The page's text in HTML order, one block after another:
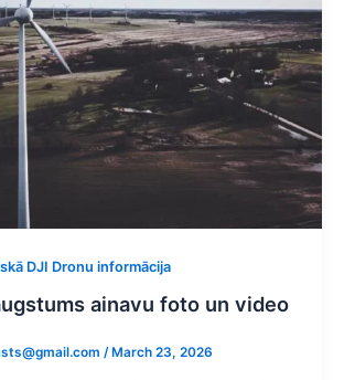
DJI Dronu informācija
ainavu foto un video
/ March 23, 2026